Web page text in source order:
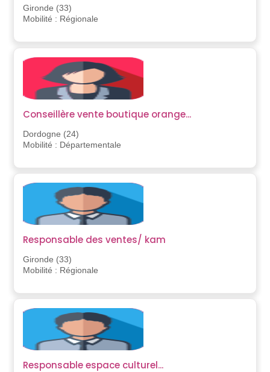
Gironde (33)
Mobilité : Régionale
Conseillère vente boutique orange...
Dordogne (24)
Mobilité : Départementale
Responsable des ventes/ kam
Gironde (33)
Mobilité : Régionale
Responsable espace culturel...